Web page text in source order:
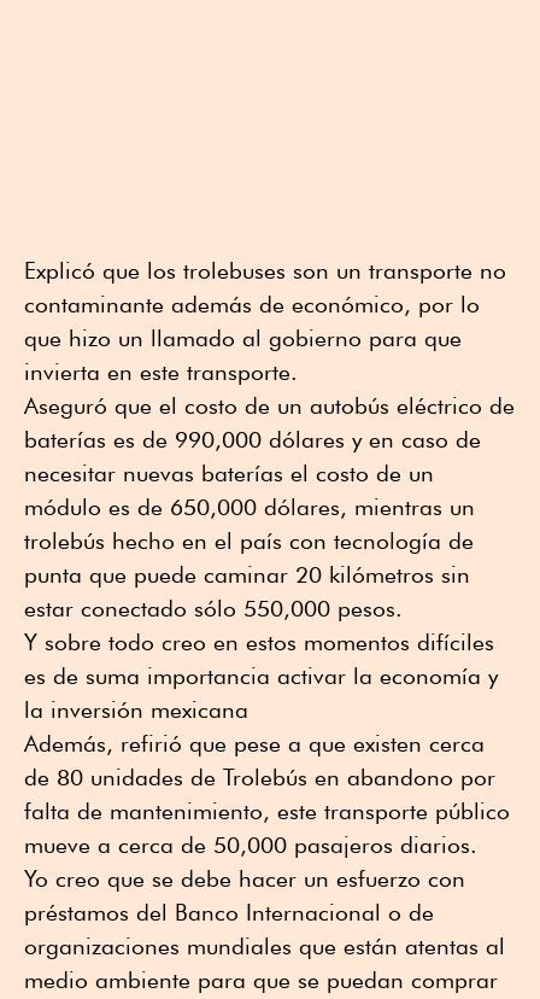
Explicó que los trolebuses son un transporte no
contaminante además de económico, por lo
que hizo un llamado al gobierno para que
invierta en este transporte.
Aseguró que el costo de un autobús eléctrico de
baterías es de 990,000 dólares y en caso de
necesitar nuevas baterías el costo de un
módulo es de 650,000 dólares, mientras un
trolebús hecho en el país con tecnología de
punta que puede caminar 20 kilómetros sin
estar conectado sólo 550,000 pesos.
Y sobre todo creo en estos momentos difíciles
es de suma importancia activar la economía y
la inversión mexicana
Además, refirió que pese a que existen cerca
de 80 unidades de Trolebús en abandono por
falta de mantenimiento, este transporte público
mueve a cerca de 50,000 pasajeros diarios.
Yo creo que se debe hacer un esfuerzo con
préstamos del Banco Internacional o de
organizaciones mundiales que están atentas al
medio ambiente para que se puedan comprar